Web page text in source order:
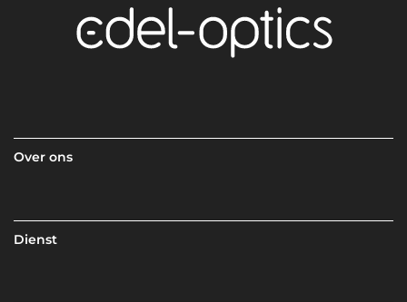
Over ons
Dienst